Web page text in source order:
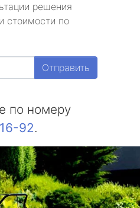
решения
стоимости по
Отправить
по номеру
92.